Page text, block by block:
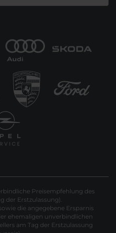
Preisempfehlung des
der Erstzulassung).
die angegebene Ersparnis
ehemaligen unverbindlichen
am Tag der Erstzulassung